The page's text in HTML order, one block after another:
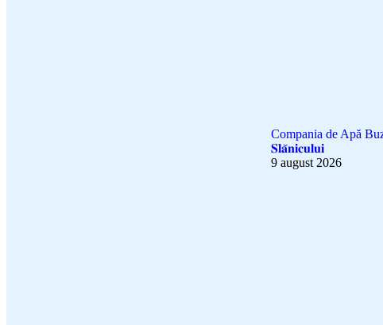
Compania de Apă
𝐒𝐥𝐚̆𝐧𝐢𝐜𝐮𝐥𝐮𝐢
9 august 2026